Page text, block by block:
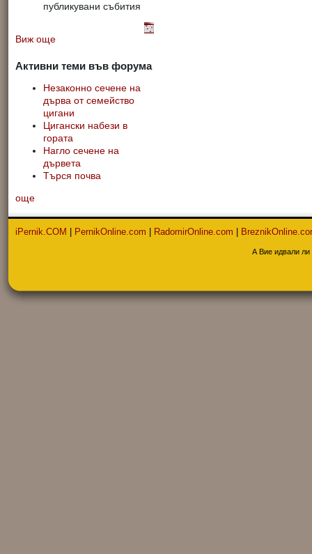
публикувани събития
Виж още
Активни теми във форума
Незаконно сечене на
дърва от семейство
цигани
Цигански набези в
гората
Нагло сечене на
дървета
Търся почва
още
iPernik.COM | PernikOnline.com | RadomirOnline.com |
А Вие идвали